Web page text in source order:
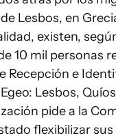
Lesbos, en
existen,
10 mil personas
Recepción e
Lesbos,
pide a la
flexibilizar